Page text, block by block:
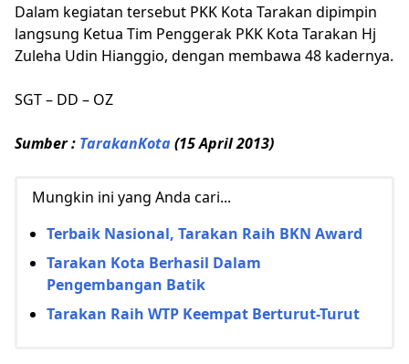
Dalam kegiatan tersebut PKK Kota Tarakan dipimpin
langsung Ketua Tim Penggerak PKK Kota Tarakan Hj
Zuleha Udin Hianggio, dengan membawa 48 kadernya.
SGT – DD – OZ
Sumber : TarakanKota(15 April 2013)
Mungkin ini yang Anda cari...
Terbaik Nasional, Tarakan Raih BKN Award
Tarakan Kota Berhasil Dalam
Pengembangan Batik
Tarakan Raih WTP Keempat Berturut-Turut